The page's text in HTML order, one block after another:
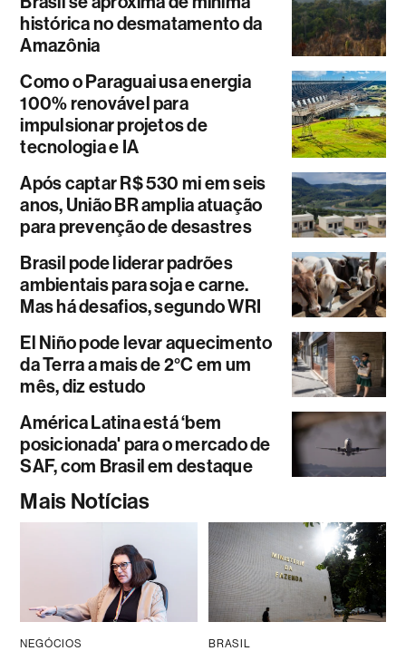
histórica no desmatamento da
Amazônia
Como o Paraguai usa energia
100% renovável para
impulsionar projetos de
tecnologia e IA
Após captar R$ 530 mi em seis
anos, União BR amplia atuação
para prevenção de desastres
Brasil pode liderar padrões
ambientais para soja e carne.
Mas há desafios, segundo WRI
El Niño pode levar aquecimento
da Terra a mais de 2°C em um
mês, diz estudo
América Latina está ‘bem
posicionada' para o mercado de
SAF, com Brasil em destaque
Mais Notícias
NEGÓCIOS BRASIL